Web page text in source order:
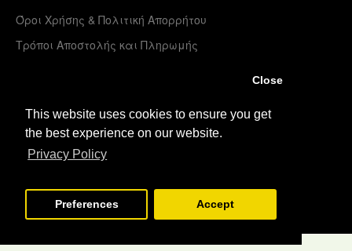
This website uses cookies to ensure you get
the best experience on our website.
Privacy Policy
Close
Preferences Accept
Όροι Χρήσης & Πολιτική Απορρήτου
Τρόποι Αποστολής και Πληρωμής
Λογαριασμός
Εγγραφή